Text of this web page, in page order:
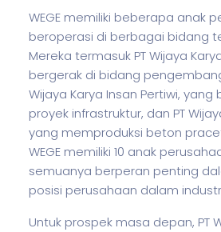
WEGE memiliki beberapa anak
beroperasi di berbagai bidang
Mereka termasuk PT Wijaya
bergerak di bidang
Wijaya Karya Insan Pertiwi,
proyek infrastruktur, dan PT
yang memproduksi beton
WEGE memiliki 10 anak
semuanya berperan penting
posisi perusahaan dalam
Untuk prospek masa depan, PT